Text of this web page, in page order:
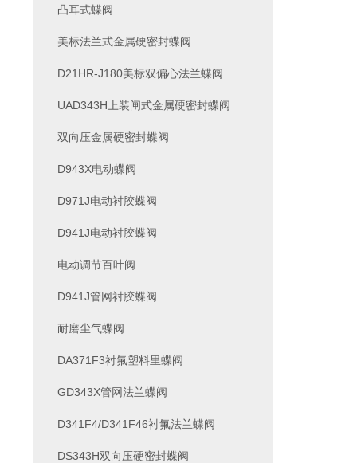
凸耳式蝶阀
美标法兰式金属硬密封蝶阀
D21HR-J180美标双偏心法兰蝶阀
UAD343H上装闸式金属硬密封蝶阀
双向压金属硬密封蝶阀
D943X电动蝶阀
D971J电动衬胶蝶阀
D941J电动衬胶蝶阀
电动调节百叶阀
D941J管网衬胶蝶阀
耐磨尘气蝶阀
DA371F3衬氟塑料里蝶阀
GD343X管网法兰蝶阀
D341F4/D341F46衬氟法兰蝶阀
DS343H双向压硬密封蝶阀